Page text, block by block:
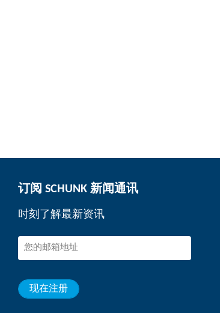
订阅 SCHUNK 新闻通讯
时刻了解最新资讯
现在注册